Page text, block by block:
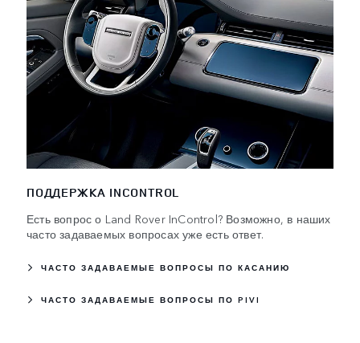
ПОДДЕРЖКА INCONTROL
Есть вопрос о Land Rover InControl? Возможно, в наших
часто задаваемых вопросах уже есть ответ.
ЧАСТО ЗАДАВАЕМЫЕ ВОПРОСЫ ПО КАСАНИЮ
ЧАСТО ЗАДАВАЕМЫЕ ВОПРОСЫ ПО PIVI